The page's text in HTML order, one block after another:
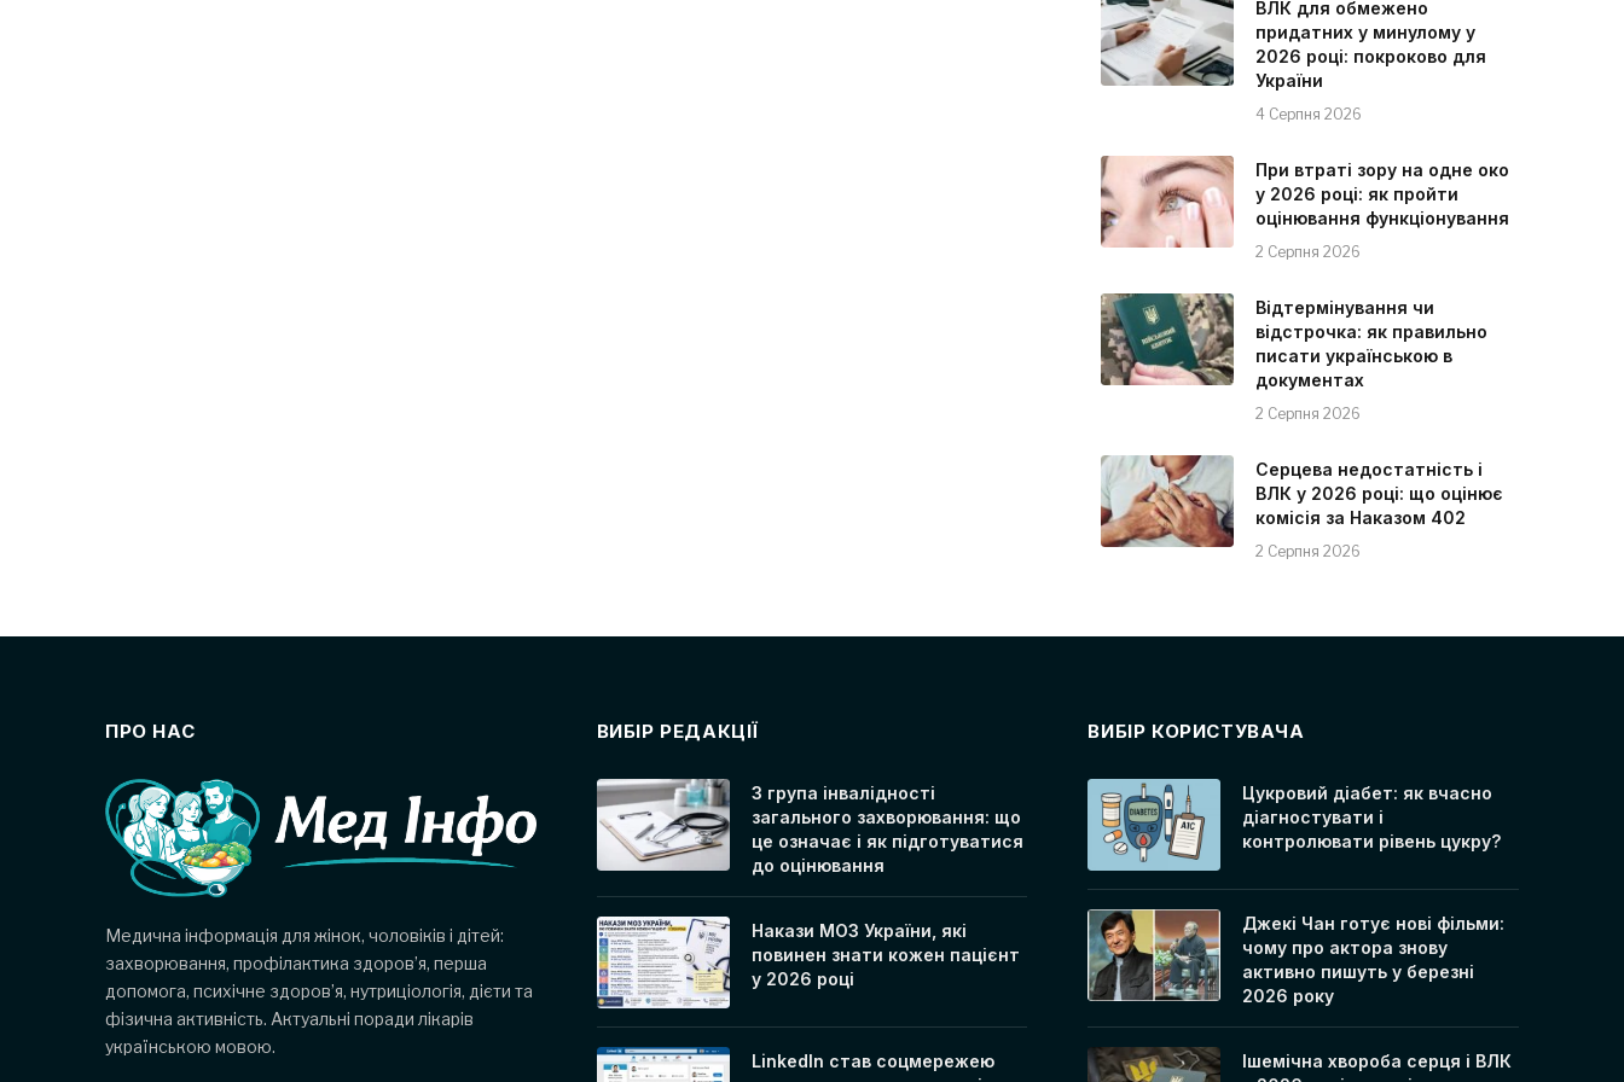
ВЛК для обмежено
придатних у минулому у
2026 році: покроково для
України
4 Серпня 2026
При втраті зору на одне око
у 2026 році: як пройти
оцінювання функціонування
2 Серпня 2026
Відтермінування чи
відстрочка: як правильно
писати українською в
документах
2 Серпня 2026
Серцева недостатність і
ВЛК у 2026 році: що оцінює
комісія за Наказом 402
2 Серпня 2026
ПРО НАС
Медична інформація для жінок, чоловіків і дітей:
захворювання, профілактика здоров’я, перша
допомога, психічне здоров’я, нутриціологія, дієти та
фізична активність. Актуальні поради лікарів
українською мовою.
ВИБІР РЕДАКЦІЇ
3 група інвалідності
загального захворювання: що
це означає і як підготуватися
до оцінювання
Накази МОЗ України, які
повинен знати кожен пацієнт
у 2026 році
LinkedIn став соцмережею
ВИБІР КОРИСТУВАЧА
Цукровий діабет: як вчасно
діагностувати і
контролювати рівень цукру?
Джекі Чан готує нові фільми:
чому про актора знову
активно пишуть у березні
2026 року
Ішемічна хвороба серця і ВЛК